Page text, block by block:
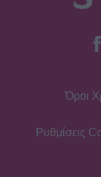
Όροι
Ρυθμίσεις